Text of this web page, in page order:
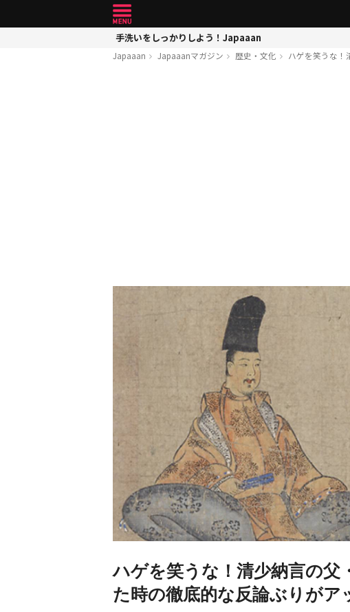
手洗いをしっかりしよう！Japaaan
Japaaan Japaaanマガジン 歴史・文化 ハゲを笑うな！
ハゲを笑うな！清少納言の父
た時の徹底的な反論ぶりがア